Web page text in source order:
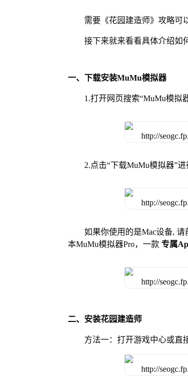
需要《花园建造师》攻略可
接下来就来看看具体介绍如
一、下载安装MuMu模拟器
1.打开网页搜索“MuMu模拟
2.点击“下载MuMu模拟器”进
如果你使用的是Mac设备,
本MuMu模拟器Pro，一款 专属
二、安装花园建造师
方法一：打开游戏中心或直